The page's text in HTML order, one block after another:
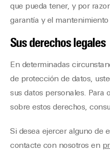
que pueda tener, y por
garantía y el mantenimiento
Sus derechos legales
En determinadas
de protección de datos,
sus datos personales. Para
sobre estos derechos,
Si desea ejercer alguno de
contacte con nosotros en